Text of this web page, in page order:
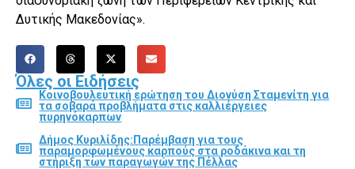
Δυτικής Μακεδονίας».
Όλες οι Ειδήσεις
Κοινοβουλευτική ερώτηση του Διονύση Σταμενίτη για
τα σοβαρά προβλήματα στις καλλιέργειες
πυρηνόκαρπων
Δήμος Κυριλίδης:Παρέμβαση για τους
παραμορφωμένους καρπούς στα ροδάκινα και τη
στήριξη των παραγωγών της Πέλλας